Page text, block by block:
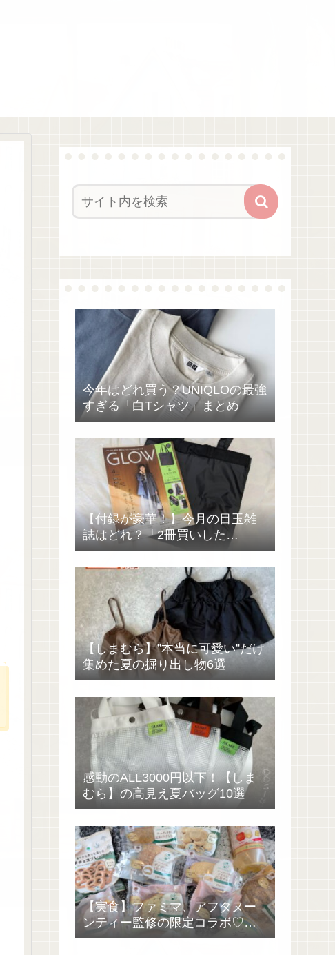
今年はどれ買う？UNIQLOの最強
すぎる「白Tシャツ」まとめ
【付録が豪華！】今月の目玉雑
誌はどれ？「2冊買いした
い……」
【しまむら】”本当に可愛い”だけ
集めた夏の掘り出し物6選
感動のALL3000円以下！【しま
むら】の高見え夏バッグ10選
【実食】ファミマ、アフタヌー
ンティー監修の限定コラボ♡過
去最多全28種類が絶品過ぎた！